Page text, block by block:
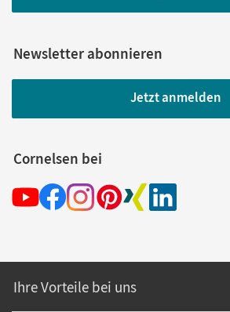
Newsletter abonnieren
Jetzt anmelden
Cornelsen bei
Ihre Vorteile bei uns